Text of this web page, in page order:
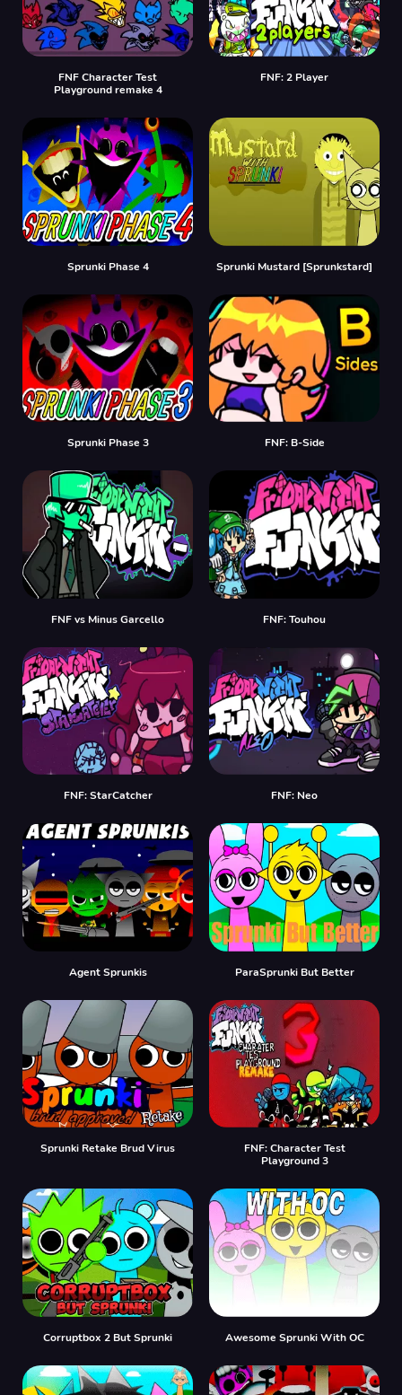
FNF Character Test
Playground remake 4
FNF: 2 Player
Sprunki Phase 4 Sprunki Mustard [Sprunkstard]
Sprunki Phase 3 FNF: B-Side
FNF vs Minus Garcello FNF: Touhou
FNF: StarCatcher FNF: Neo
Agent Sprunkis ParaSprunki But Better
Sprunki Retake Brud Virus
FNF: Character Test
Playground 3
Corruptbox 2 But Sprunki Awesome Sprunki With OC